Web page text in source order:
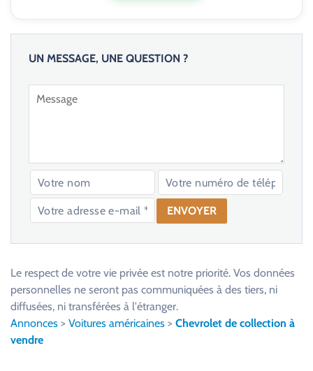
UN MESSAGE, UNE QUESTION ?
e
Le respect de votre vie privée est notre priorité. Vos données
personnelles ne seront pas communiquées à des tiers, ni
diffusées, ni transférées à l'étranger.
Annonces > Voitures américaines > Chevrolet de collection à
vendre